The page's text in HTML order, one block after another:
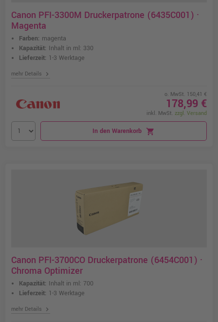
Canon PFI-3300M Druckerpatrone (6435C001) ·
Magenta
Farben: magenta
Kapazität: Inhalt in ml: 330
Lieferzeit: 1-3 Werktage
mehr Details chevron_right
o. MwSt. 150,41 €
178,99 €
inkl. MwSt. zzgl. Versand
In den Warenkorb shopping_cart
Canon PFI-3700CO Druckerpatrone (6454C001) ·
Chroma Optimizer
Kapazität: Inhalt in ml: 700
Lieferzeit: 1-3 Werktage
mehr Details chevron_right